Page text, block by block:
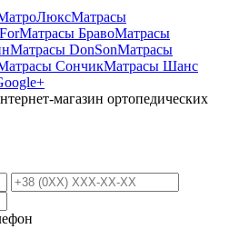
Матрасы
Матрасы БравоМатрасы
Матрасы DonSonМатрасы
СончикМатрасы Шанс
магазин ортопедических